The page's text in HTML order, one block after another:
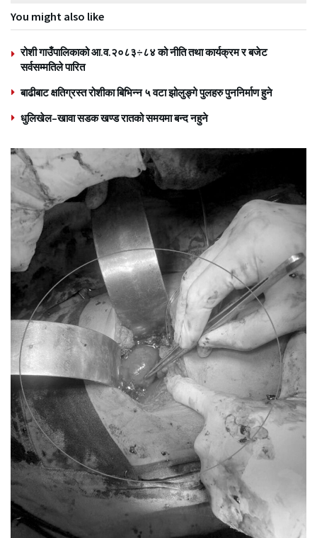
You might also like
रोशी गाउँपालिकाको आ.व.२०८३÷८४ को नीति तथा कार्यक्रम र बजेट
सर्वसम्मतिले पारित
बाढीबाट क्षतिग्रस्त रोशीका बिभिन्न ५ वटा झोलुङ्गे पुलहरु पुननिर्माण हुने
धुलिखेल–खावा सडक खण्ड रातको समयमा बन्द नहुने